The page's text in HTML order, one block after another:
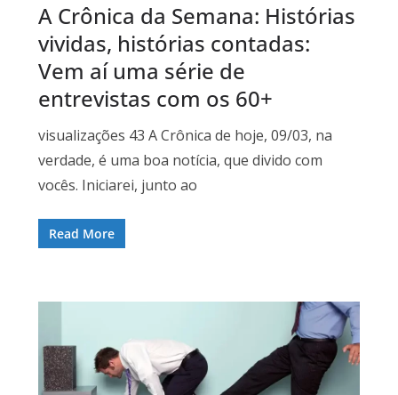
A Crônica da Semana: Histórias
vividas, histórias contadas:
Vem aí uma série de
entrevistas com os 60+
visualizações 43 A Crônica de hoje, 09/03, na
verdade, é uma boa notícia, que divido com
vocês. Iniciarei, junto ao
Read More